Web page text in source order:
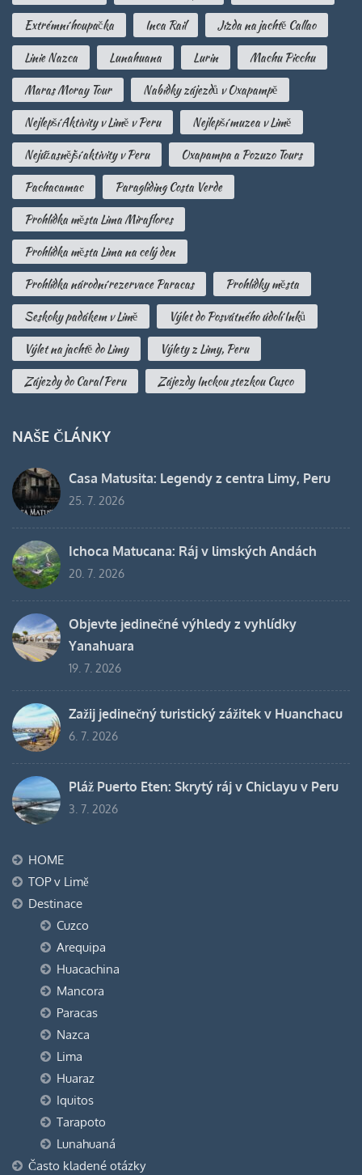
Extrémní houpačka
Inca Rail
Jízda na jachtě Callao
Linie Nazca
Lunahuana Lurin
Machu Picchu
Maras Moray Tour
Nabídky zájezdů v Oxapampě
Nejlepší Aktivity v Limě v Peru
Nejlepší muzea v Limě
Nejúžasnější aktivity v Peru
Oxapampa a Pozuzo Tours
Pachacamac
Paragliding Costa Verde
Prohlídka města Lima Miraflores
Prohlídka města Lima na celý den
Prohlídka národní rezervace Paracas
Prohlídky města
Seskoky padákem v Limě
Výlet do Posvátného údolí Inků
Výlet na jachtě do Limy
Výlety z Limy, Peru
Zájezdy do Caral Peru
Zájezdy Inckou stezkou Cusco
NAŠE ČLÁNKY
Casa Matusita: Legendy z centra Limy, Peru
25. 7. 2026
Ichoca Matucana: Ráj v limských Andách
20. 7. 2026
Objevte jedinečné výhledy z vyhlídky
Yanahuara
19. 7. 2026
Zažij jedinečný turistický zážitek v Huanchacu
6. 7. 2026
Pláž Puerto Eten: Skrytý ráj v Chiclayu v Peru
3. 7. 2026
HOME
TOP v Limě
Destinace
Cuzco
Arequipa
Huacachina
Mancora
Paracas
Nazca
Lima
Huaraz
Iquitos
Tarapoto
Lunahuaná
Často kladené otázky